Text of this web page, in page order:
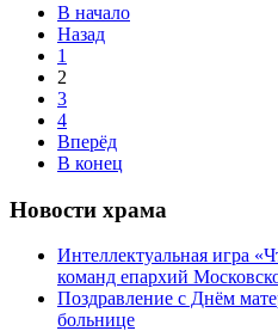
В начало
Назад
1
2
3
4
Вперёд
В конец
Новости храма
Интеллектуальная игра
команд епархий
Поздравление с Днём
больнице